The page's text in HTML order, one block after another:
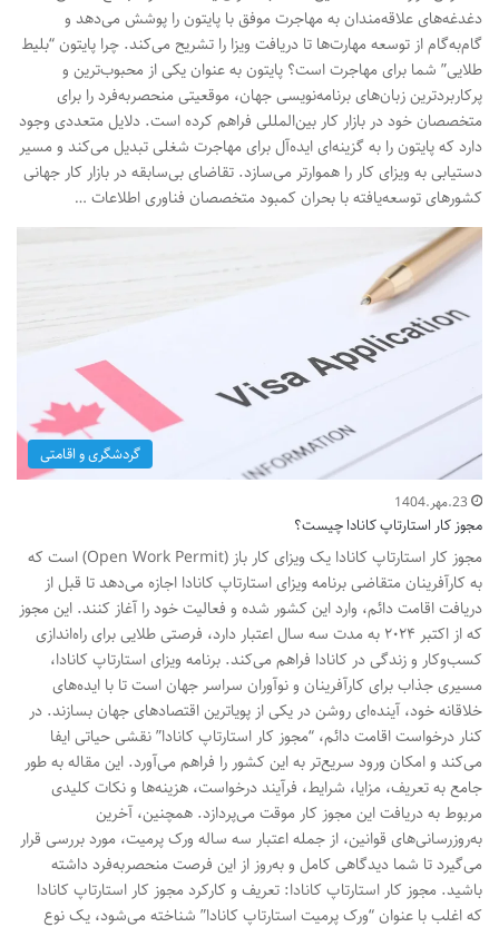
دغدغه‌های علاقه‌مندان به مهاجرت موفق با پایتون را پوشش می‌دهد و
گام‌به‌گام از توسعه مهارت‌ها تا دریافت ویزا را تشریح می‌کند. چرا پایتون “بلیط
طلایی” شما برای مهاجرت است؟ پایتون به عنوان یکی از محبوب‌ترین و
پرکاربردترین زبان‌های برنامه‌نویسی جهان، موقعیتی منحصربه‌فرد را برای
متخصصان خود در بازار کار بین‌المللی فراهم کرده است. دلایل متعددی وجود
دارد که پایتون را به گزینه‌ای ایده‌آل برای مهاجرت شغلی تبدیل می‌کند و مسیر
دستیابی به ویزای کار را هموارتر می‌سازد. تقاضای بی‌سابقه در بازار کار جهانی
کشورهای توسعه‌یافته با بحران کمبود متخصصان فناوری اطلاعات …
گردشگری و اقامتی
23.مهر.1404
مجوز کار استارتاپ کانادا چیست؟
مجوز کار استارتاپ کانادا یک ویزای کار باز (Open Work Permit) است که
به کارآفرینان متقاضی برنامه ویزای استارتاپ کانادا اجازه می‌دهد تا قبل از
دریافت اقامت دائم، وارد این کشور شده و فعالیت خود را آغاز کنند. این مجوز
که از اکتبر ۲۰۲۴ به مدت سه سال اعتبار دارد، فرصتی طلایی برای راه‌اندازی
کسب‌وکار و زندگی در کانادا فراهم می‌کند. برنامه ویزای استارتاپ کانادا،
مسیری جذاب برای کارآفرینان و نوآوران سراسر جهان است تا با ایده‌های
خلاقانه خود، آینده‌ای روشن در یکی از پویاترین اقتصادهای جهان بسازند. در
کنار درخواست اقامت دائم، “مجوز کار استارتاپ کانادا” نقشی حیاتی ایفا
می‌کند و امکان ورود سریع‌تر به این کشور را فراهم می‌آورد. این مقاله به طور
جامع به تعریف، مزایا، شرایط، فرآیند درخواست، هزینه‌ها و نکات کلیدی
مربوط به دریافت این مجوز کار موقت می‌پردازد. همچنین، آخرین
به‌روزرسانی‌های قوانین، از جمله اعتبار سه ساله ورک پرمیت، مورد بررسی قرار
می‌گیرد تا شما دیدگاهی کامل و به‌روز از این فرصت منحصربه‌فرد داشته
باشید. مجوز کار استارتاپ کانادا: تعریف و کارکرد مجوز کار استارتاپ کانادا
که اغلب با عنوان “ورک پرمیت استارتاپ کانادا” شناخته می‌شود، یک نوع